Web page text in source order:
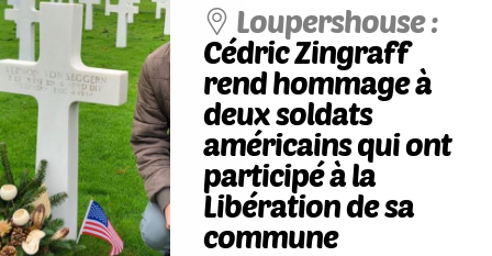
Loupershouse :
Cédric Zingraff
rend hommage à
deux soldats
américains qui ont
participé à la
Libération de sa
commune